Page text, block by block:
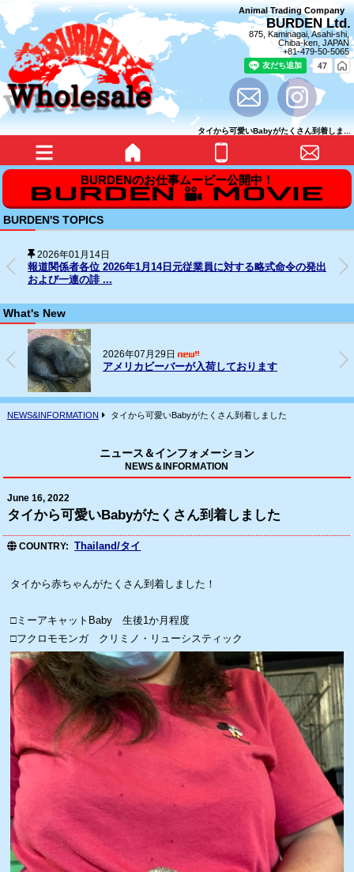
Animal Trading Company
BURDEN Ltd.
875, Kaminagai, Asahi-shi,
Chiba-ken, JAPAN
+81-479-50-5065
タイから可愛いBabyがたくさん到着しま...
BURDEN'S TOPICS
2025年12月31日
SNS上の名誉毀損行為に対する法的措置の経過について
What's New
2026年07月16日
フェレット(ヨーロッパCB)の輸入
NEWS&INFORMATION タイから可愛いBabyがたくさん到着しました
ニュース＆インフォメーション
NEWS＆INFORMATION
June 16, 2022
タイから可愛いBabyがたくさん到着しました
COUNTRY Thailand/タイ
タイから赤ちゃんがたくさん到着しました！
□ミーアキャットBaby 生後1か月程度
□フクロモモンガ クリミノ・リューシスティック